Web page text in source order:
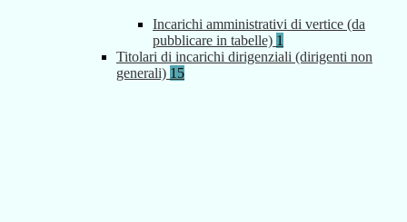
Incarichi amministrativi di vertice (da
pubblicare in tabelle) 1
Titolari di incarichi dirigenziali (dirigenti non
generali) 15